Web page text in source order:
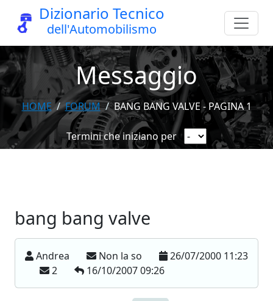
Dizionario Tecnico
dell'Automobilismo
Messaggio
HOME FORUM BANG BANG VALVE - PAGINA 1
Termini che iniziano per
bang bang valve
Andrea Non la so
26/07/2000 11:23
2
16/10/2007 09:26